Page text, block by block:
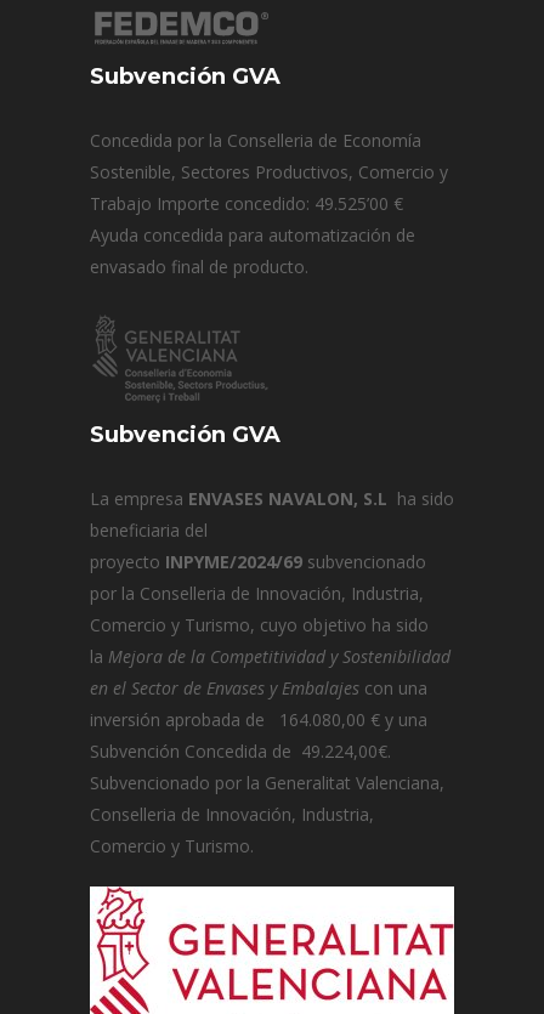
Subvención GVA
Concedida por la Conselleria de Economía
Sostenible, Sectores Productivos, Comercio y
Trabajo Importe concedido: 49.525’00 €
Ayuda concedida para automatización de
envasado final de producto.
Subvención GVA
La empresa ENVASES NAVALON, S.L ha sido
beneficiaria del
proyecto INPYME/2024/69 subvencionado
por la Conselleria de Innovación, Industria,
Comercio y Turismo, cuyo objetivo ha sido
la Mejora de la Competitividad y Sostenibilidad
en el Sector de Envases y Embalajes con una
inversión aprobada de 164.080,00 € y una
Subvención Concedida de 49.224,00€.
Subvencionado por la Generalitat Valenciana,
Conselleria de Innovación, Industria,
Comercio y Turismo.